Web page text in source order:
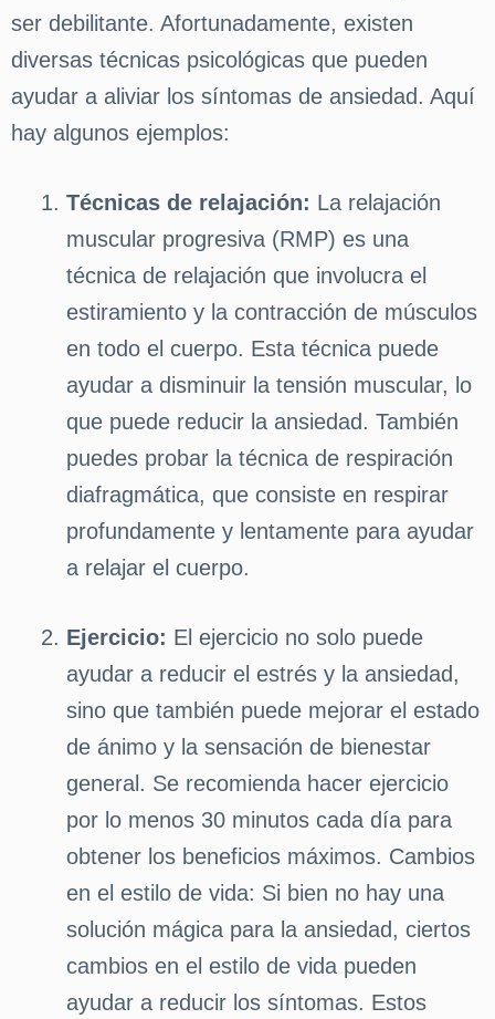
ser debilitante. Afortunadamente, existen
diversas técnicas psicológicas que pueden
ayudar a aliviar los síntomas de ansiedad. Aquí
hay algunos ejemplos:
Técnicas de relajación: La relajación
muscular progresiva (RMP) es una
técnica de relajación que involucra el
estiramiento y la contracción de músculos
en todo el cuerpo. Esta técnica puede
ayudar a disminuir la tensión muscular, lo
que puede reducir la ansiedad. También
puedes probar la técnica de respiración
diafragmática, que consiste en respirar
profundamente y lentamente para ayudar
a relajar el cuerpo.
Ejercicio: El ejercicio no solo puede
ayudar a reducir el estrés y la ansiedad,
sino que también puede mejorar el estado
de ánimo y la sensación de bienestar
general. Se recomienda hacer ejercicio
por lo menos 30 minutos cada día para
obtener los beneficios máximos. Cambios
en el estilo de vida: Si bien no hay una
solución mágica para la ansiedad, ciertos
cambios en el estilo de vida pueden
ayudar a reducir los síntomas. Estos